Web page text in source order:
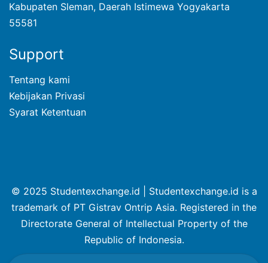
Kabupaten Sleman, Daerah Istimewa Yogyakarta
55581
Support
Tentang kami
Kebijakan Privasi
Syarat Ketentuan
© 2025 Studentexchange.id | Studentexchange.id is a
trademark of PT Gistrav Ontrip Asia. Registered in the
Directorate General of Intellectual Property of the
Republic of Indonesia.